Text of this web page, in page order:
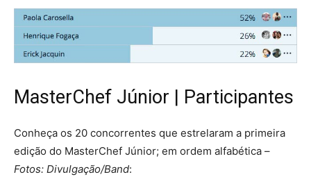
MasterChef Júnior | Participantes
Conheça os 20 concorrentes que estrelaram a primeira
edição do MasterChef Júnior; em ordem alfabética –
Fotos: Divulgação/Band: